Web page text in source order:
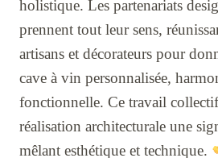
holistique. Les partenariats
prennent tout leur sens,
artisans et décorateurs pour
cave à vin personnalisée,
fonctionnelle. Ce travail
réalisation architecturale une
mêlant esthétique et technique.